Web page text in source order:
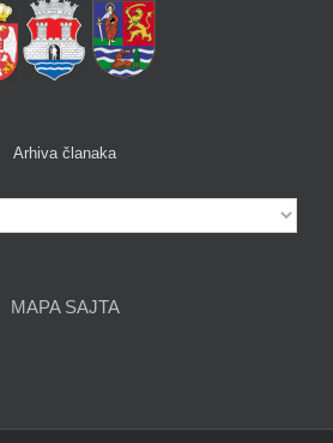
Arhiva članaka
MAPA SAJTA